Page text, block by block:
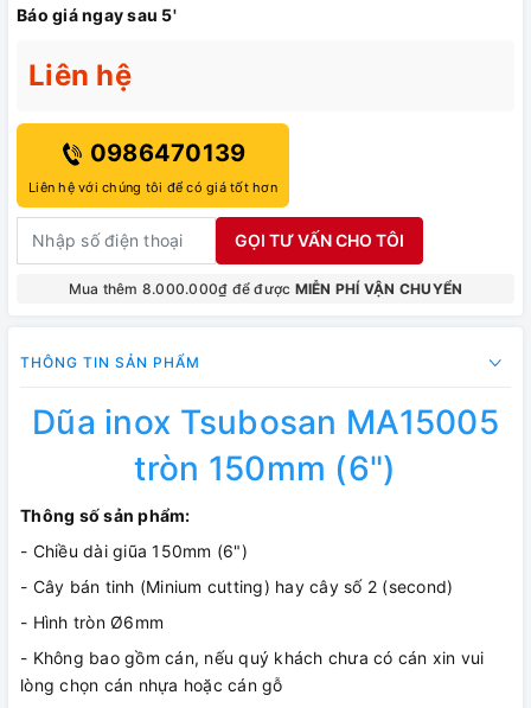
Báo giá ngay sau 5'
Liên hệ
0986470139
Liên hệ với chúng tôi để có giá tốt hơn
GỌI TƯ VẤN CHO TÔI
Mua thêm 8.000.000₫ để được MIỄN PHÍ VẬN CHUYỂN
THÔNG TIN SẢN PHẨM
Dũa inox Tsubosan MA15005
tròn 150mm (6")
Thông số sản phẩm:
- Chiều dài giũa 150mm (6")
- Cây bán tinh (Minium cutting) hay cây số 2 (second)
- Hình tròn Ø6mm
- Không bao gồm cán, nếu quý khách chưa có cán xin vui
lòng chọn cán nhựa hoặc cán gỗ